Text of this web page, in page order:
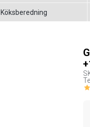
Köksberedning